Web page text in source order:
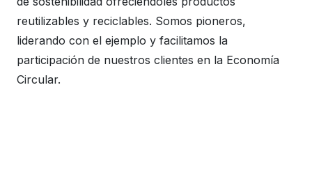
reutilizables y reciclables. Somos pioneros,
liderando con el ejemplo y facilitamos la
participación de nuestros clientes en la Economía
Circular.